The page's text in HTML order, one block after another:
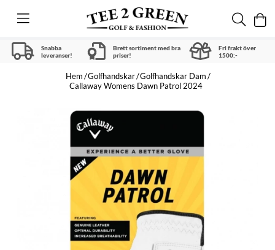
Snabba
leveranser!
Brett sortiment med bra
priser!
Fri frakt över
1500:-
Hem Golfhandskar Golfhandskar Dam
Callaway Womens Dawn Patrol 2024